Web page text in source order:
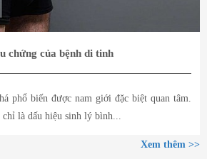
chứng của bệnh di tinh
phổ biến được nam giới đặc biệt quan tâm.
là dấu hiệu sinh lý bình...
Xem thêm >>